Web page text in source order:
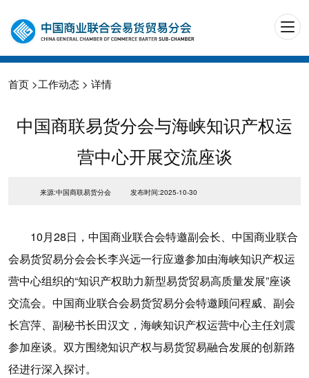
首页 >工作动态 > 详情
中国商联易货分会与海峡知识产权运
营中心开展交流座谈
来源:中国商联易货分会 发布时间:2025-10-30
10月28日，中国商业联合会特邀副会长、中国商业联合
会易货贸易分会会长李兴远一行应邀参加由海峡知识产权运
营中心组织的“知识产权助力新型易货贸易高质量发展”座谈
交流会。中国商业联合会易货贸易分会特邀顾问程威、副会
长宫萍、副秘书长田汉文，海峡知识产权运营中心主任刘震
参加座谈。双方围绕知识产权与易货贸易融合发展的创新路
径进行深入探讨。